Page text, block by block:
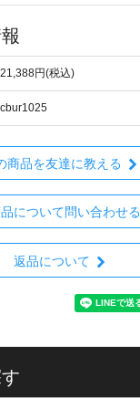
21,388円(税込)
cbur1025
商品を友達に教える
について問い合わせる
返品について